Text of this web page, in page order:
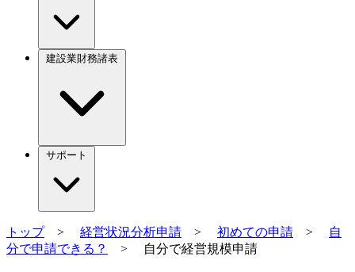
建設業財務諸表
サポート
トップ> 経営状況分析申請 > 初めての申請 >
自
分で申請できる？
> 自分で経営規模申請